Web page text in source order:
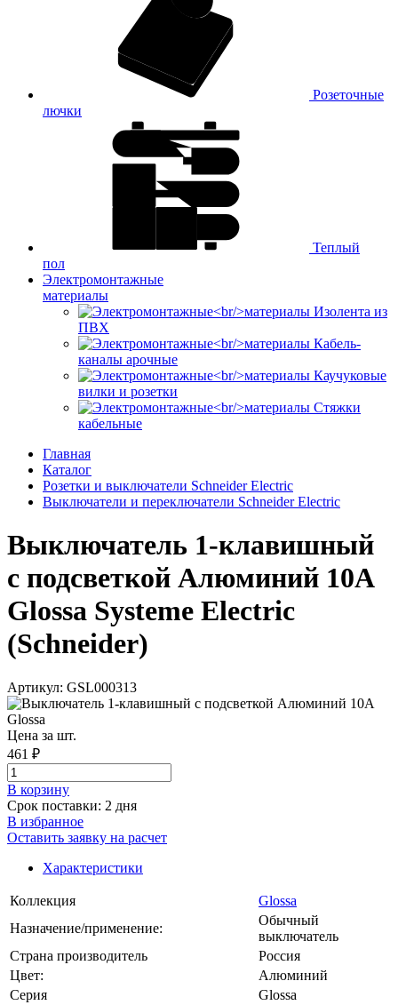
Розеточные
лючки
Теплый
пол
Электромонтажные
материалы
Изолента из
ПВХ
Кабель-
каналы арочные
Каучуковые
вилки и розетки
Стяжки
кабельные
Главная
Каталог
Розетки и выключатели Schneider Electric
Выключатели и переключатели Schneider Electric
Выключатель 1-клавишный
с подсветкой Алюминий 10А
Glossa Systeme Electric
(Schneider)
Артикул: GSL000313
Цена за шт.
461 ₽
В корзинy
Срок поставки: 2 дня
В избранное
Оставить заявку на расчет
Характеристики
Коллекция
Glossa
Назначение/применение:
Обычный
выключатель
Страна производитель
Россия
Цвет:
Алюминий
Серия
Glossa